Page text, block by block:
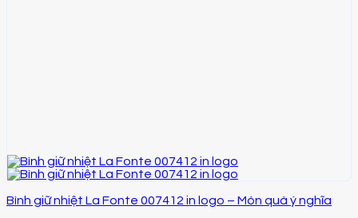
Bình giữ nhiệt La Fonte 007412 in logo – Món quà ý nghĩa